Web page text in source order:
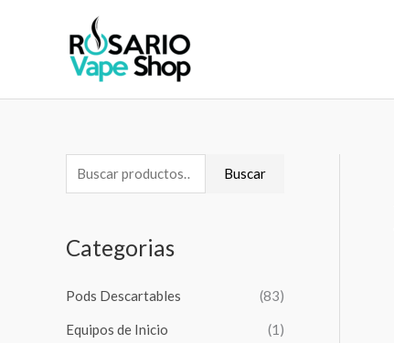
u
c
r
p
Buscar
Categorias
Pods Descartables (83)
Equipos de Inicio (1)
u
c
r
p